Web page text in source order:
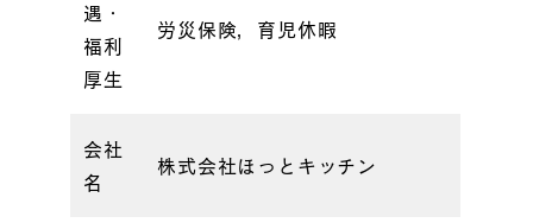
遇・
福利
厚生
労災保険，育児休暇
会社
名
株式会社ほっとキッチン